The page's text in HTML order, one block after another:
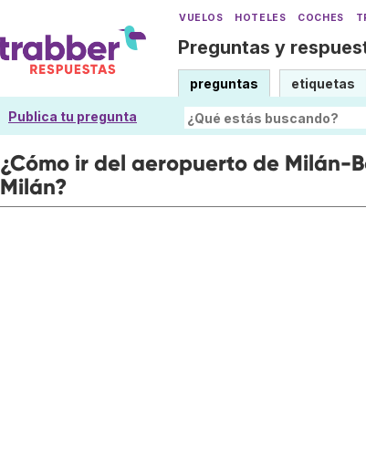
VUELOS HOTELES COCHES
Preguntas y
preguntas etiquetas
Publica tu pregunta
¿Cómo ir del aeropuerto de Milán-
Milán?